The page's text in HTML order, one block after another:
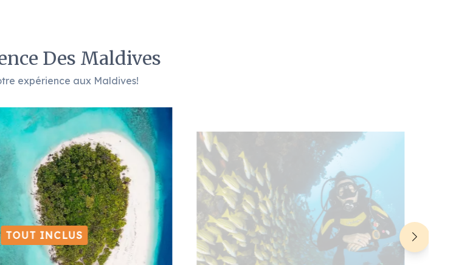
Des Maldives
expérience aux Maldives!
TOUT INCLUS